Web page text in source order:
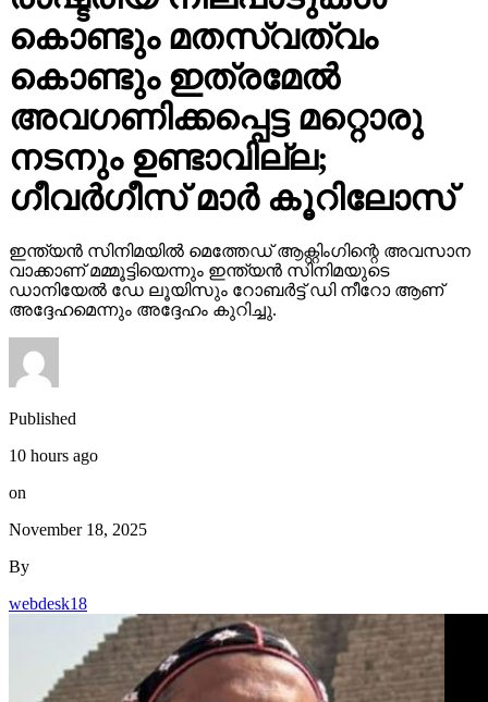
കൊണ്ടും മതസ്വത്വം
കൊണ്ടും ഇത്രമേല്‍
അവഗണിക്കപ്പെട്ട മറ്റൊരു
നടനും ഉണ്ടാവില്ല;
ഗീവര്‍ഗീസ് മാര്‍ കൂറിലോസ്
ഇന്ത്യന്‍ സിനിമയില്‍ മെത്തേഡ് ആക്റ്റിംഗിന്റെ അവസാന
വാക്കാണ് മമ്മൂട്ടിയെന്നും ഇന്ത്യന്‍ സിനിമയുടെ
ഡാനിയേല്‍ ഡേ ലൂയിസും റോബര്‍ട്ട് ഡി നീറോ ആണ്
അദ്ദേഹമെന്നും അദ്ദേഹം കുറിച്ചു.
Published
10 hours ago
on
November 18, 2025
By
webdesk18